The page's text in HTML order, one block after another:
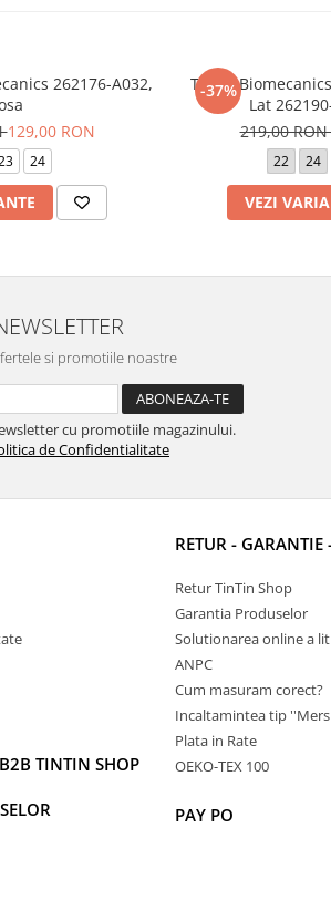
262176-A032,
129,00 RON
24
-37%
Tenisi
Lat
219,00 RON
22 24
VEZI
si promotiile noastre
cu promotiile magazinului.
de Confidentialitate
TINTIN SHOP
RETUR -
Retur TinTin Shop
Garantia Produselor
Solutionarea online a
ANPC
Cum masuram corect?
Incaltamintea tip
Plata in Rate
OEKO-TEX 100
PAY PO